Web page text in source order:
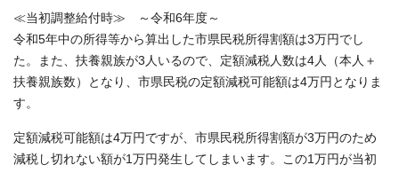
≪当初調整給付時≫ ～令和6年度～
令和5年中の所得等から算出した市県民税所得割額は3万円でし
た。また、扶養親族が3人いるので、定額減税人数は4人（本人＋
扶養親族数）となり、市県民税の定額減税可能額は4万円となりま
す。
定額減税可能額は4万円ですが、市県民税所得割額が3万円のため
減税し切れない額が1万円発生してしまいます。この1万円が当初